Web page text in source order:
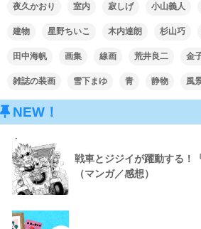
夜久かおり 室内 寂しげ 小山義人
建物 星野ちいこ 木内達朗 杉山巧
田中海帆 画集 線画 荒井良二 金
雑誌の装画 雪下まゆ 青 静物 風
NEW！
戦車とジジイが躍動する！
（マンガ／感想）